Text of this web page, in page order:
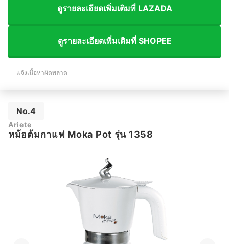
ดูรายละเอียดเพิ่มเติมที่ LAZADA
ดูรายละเอียดเพิ่มเติมที่ SHOPEE
แจ้งเนื้อหาผิดพลาด
No.4
Ariete
หม้อต้มกาแฟ Moka Pot รุ่น 1358